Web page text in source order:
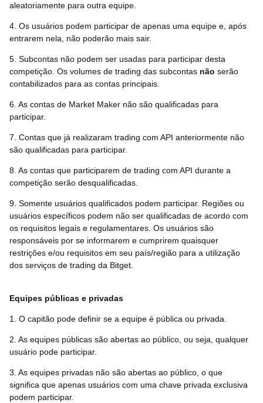
aleatoriamente para outra equipe.
4. Os usuários podem participar de apenas uma equipe e, após
entrarem nela, não poderão mais sair.
5. Subcontas não podem ser usadas para participar desta
competição. Os volumes de trading das subcontas não serão
contabilizados para as contas principais.
6. As contas de Market Maker não são qualificadas para
participar.
7. Contas que já realizaram trading com API anteriormente não
são qualificadas para participar.
8. As contas que participarem de trading com API durante a
competição serão desqualificadas.
9. Somente usuários qualificados podem participar. Regiões ou
usuários específicos podem não ser qualificadas de acordo com
os requisitos legais e regulamentares. Os usuários são
responsáveis por se informarem e cumprirem quaisquer
restrições e/ou requisitos em seu país/região para a utilização
dos serviços de trading da Bitget.
Equipes públicas e privadas
1. O capitão pode definir se a equipe é pública ou privada.
2. As equipes públicas são abertas ao público, ou seja, qualquer
usuário pode participar.
3. As equipes privadas não são abertas ao público, o que
significa que apenas usuários com uma chave privada exclusiva
podem participar.